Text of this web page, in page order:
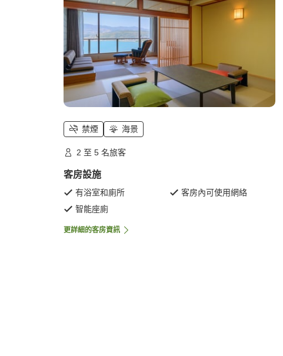
禁煙 海景
2 至 5 名旅客
客房設施
有浴室和廁所
客房內可使用網絡
智能座廁
更詳細的客房資訊